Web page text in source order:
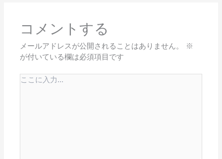
コメントする
メールアドレスが公開されることはありません。
※
が付いている欄は必須項目です
こ